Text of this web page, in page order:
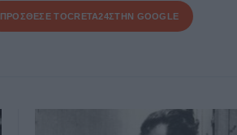
ΠΡΟΣΘΕΣΕ ΤΟCRETA24ΣΤΗΝ GOOGLE